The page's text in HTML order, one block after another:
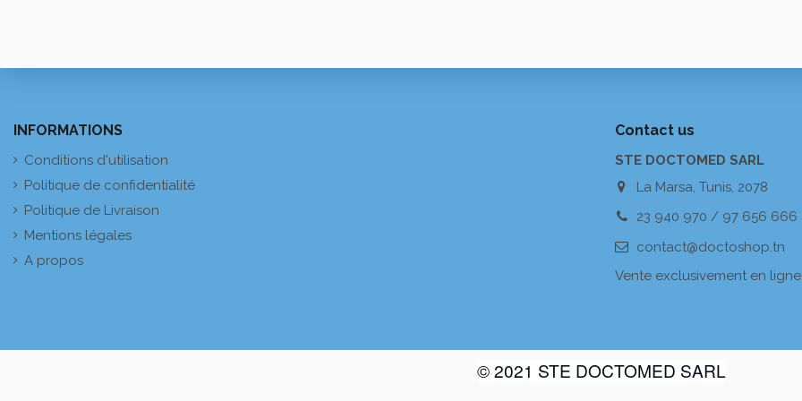
INFORMATIONS
Conditions d'utilisation
Politique de confidentialité
Politique de Livraison
Mentions légales
A propos
Contact us
STE DOCTOMED SARL
La Marsa, Tunis, 2078
23 940 970 / 97 656 666
contact@doctoshop.tn
Vente exclusivement en
© 2021 STE DOCTOMED SARL